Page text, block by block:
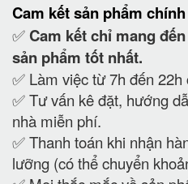
Cam kếtsản phẩm
✅ Cam kếtchỉ mang
sản phẩm tốt nhất.
✅ Làm việc từ 7h đến
✅ Tư vấn kê đặt, hướng
nhà miễn phí.
✅ Thanh toán khi nhận
lưỡng (có thể chuyển